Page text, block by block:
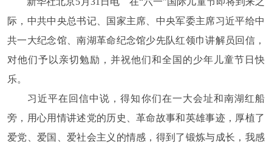
际，中共中央总书记、国家主席、中央军委主席习近平给中
共一大纪念馆、南湖革命纪念馆少先队红领巾讲解员回信，
对他们予以亲切勉励，并祝他们和全国的少年儿童节日快
乐。
习近平在回信中说，得知你们在一大会址和南湖红船
旁，用心用情讲述党的历史、革命故事和英雄事迹，厚植了
爱党、爱国、爱社会主义的情感，得到了锻炼与成长，我感